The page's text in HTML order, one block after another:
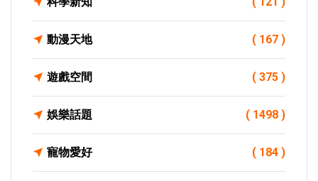
動漫天地 ( 167 )
遊戲空間 ( 375 )
娛樂話題 ( 1498 )
寵物愛好 ( 184 )